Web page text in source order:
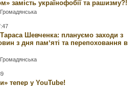
замість українофобії та рашизму?!
Громадянська
Шевченка: плануємо заходи з
з дня памʼяті та перепоховання в
Громадянська
тепер у YouTube!